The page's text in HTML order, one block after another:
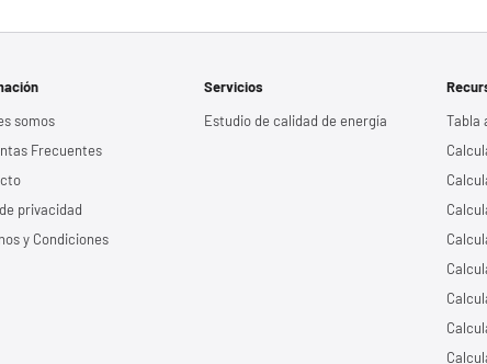
somos
Frecuentes
privacidad
y Condiciones
Servicios
Estudio de calidad de energía
Tabla